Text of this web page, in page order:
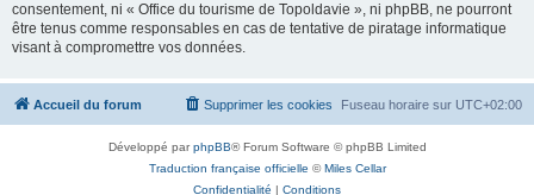
consentement, ni « Office du tourisme de Topoldavie », ni phpBB, ne pourront
être tenus comme responsables en cas de tentative de piratage informatique
visant à compromettre vos données.
Accueil du forum Fuseau horaire sur UTC+02:00
Supprimer les cookies
Développé parphpBB® Forum Software © phpBB Limited
Traduction française officielle ©Miles Cellar
Confidentialité | Conditions